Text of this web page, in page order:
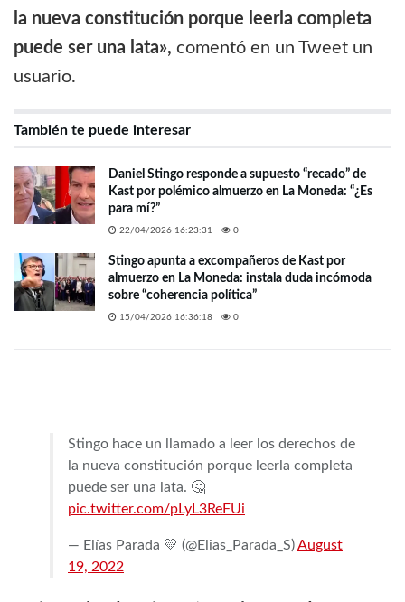
la nueva constitución porque leerla completa
puede ser una lata», comentó en un Tweet un
usuario.
También te puede interesar
Daniel Stingo responde a supuesto “recado” de
Kast por polémico almuerzo en La Moneda: “¿Es
para mí?”
22/04/2026 16:23:31 0
Stingo apunta a excompañeros de Kast por
almuerzo en La Moneda: instala duda incómoda
sobre “coherencia política”
15/04/2026 16:36:18 0
Stingo hace un llamado a leer los derechos de
la nueva constitución porque leerla completa
puede ser una lata. 🤔
pic.twitter.com/pLyL3ReFUi
— Elías Parada 💛 (@Elias_Parada_S)August
19, 2022